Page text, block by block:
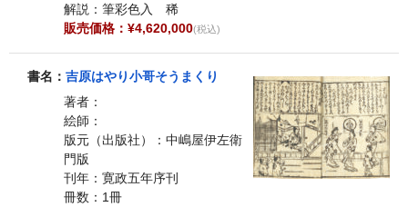
解説：筆彩色入 稀
販売価格：¥4,620,000(税込)
書名： 吉原はやり小哥そうまくり
著者：
絵師：
版元（出版社）：中嶋屋伊左衛
門版
刊年：寛政五年序刊
冊数：1冊